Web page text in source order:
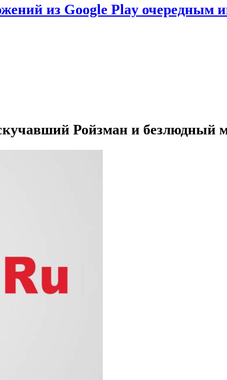
из Google Play очередным
Ройзман и безлюдный